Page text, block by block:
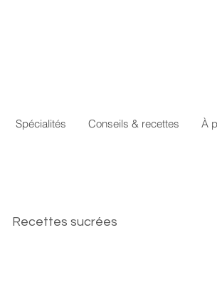
Spécialités Conseils & recettes À
Recettes sucrées